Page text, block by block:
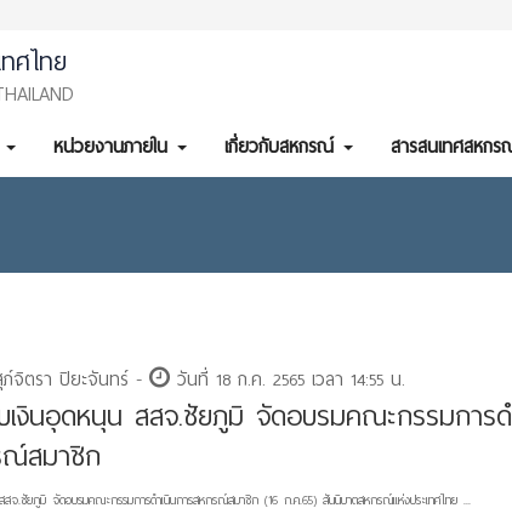
ศไทย
หน่วยงานภายใน เกี่ยวกับสหกรณ์ สารสนเทศสหก
ภ์จิตรา ปิยะจันทร์ - วันที่ 18 ก.ค. 2565 เวลา 14:55 น.
งินอุดหนุน สสจ.ชัยภูมิ จัดอบรมคณะกรรมการด
สมาชิก
จ.ชัยภูมิ จัดอบรมคณะกรรมการดำเนินการสหกรณ์สมาชิก (16 ก.ค.65) สันนิบาตสหกรณ์แห่งประเทศไทย ...